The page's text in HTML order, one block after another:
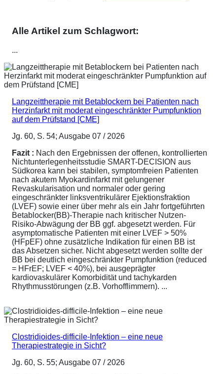
Alle Artikel zum Schlagwort:
...
Langzeittherapie mit Betablockern bei Patienten nach
Herzinfarkt mit moderat eingeschränkter Pumpfunktion
auf dem Prüfstand [CME]
Jg. 60, S. 54; Ausgabe 07 / 2026
Fazit : Nach den Ergebnissen der offenen, kontrollierten
Nichtunterlegenheitsstudie SMART-DECISION aus
Südkorea kann bei stabilen, symptomfreien Patienten
nach akutem Myokardinfarkt mit gelungener
Revaskularisation und normaler oder gering
eingeschränkter linksventrikulärer Ejektionsfraktion
(LVEF) sowie einer über mehr als ein Jahr fortgeführten
Betablocker(BB)-Therapie nach kritischer Nutzen-
Risiko-Abwägung der BB ggf. abgesetzt werden. Für
asymptomatische Patienten mit einer LVEF > 50%
(HFpEF) ohne zusätzliche Indikation für einen BB ist
das Absetzen sicher. Nicht abgesetzt werden sollte der
BB bei deutlich eingeschränkter Pumpfunktion (reduced
= HFrEF; LVEF < 40%), bei ausgeprägter
kardiovaskulärer Komorbidität und tachykarden
Rhythmusstörungen (z.B. Vorhofflimmern). ...
Clostridioides-difficile-Infektion – eine neue
Therapiestrategie in Sicht?
Jg. 60, S. 55; Ausgabe 07 / 2026